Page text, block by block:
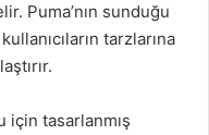
Puma’nın sunduğu
tarzlarına
için tasarlanmış